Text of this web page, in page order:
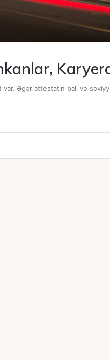
Əgər attestatın balı və